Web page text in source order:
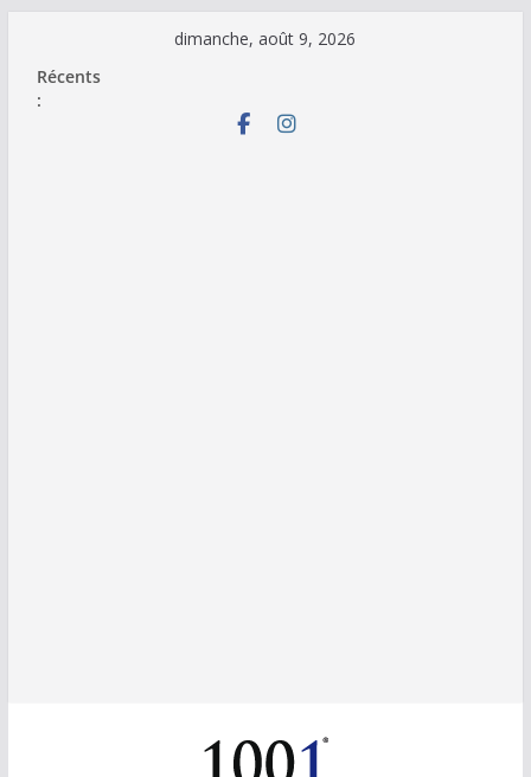
contenu
dimanche, août 9, 2026
Récents
: